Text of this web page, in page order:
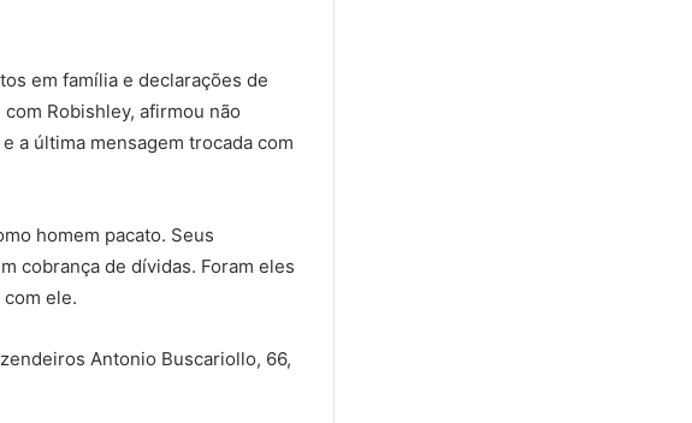
em família e declarações de
Robishley, afirmou não
a última mensagem trocada com
homem pacato. Seus
cobrança de dívidas. Foram eles
ele.
Antonio Buscariollo, 66,